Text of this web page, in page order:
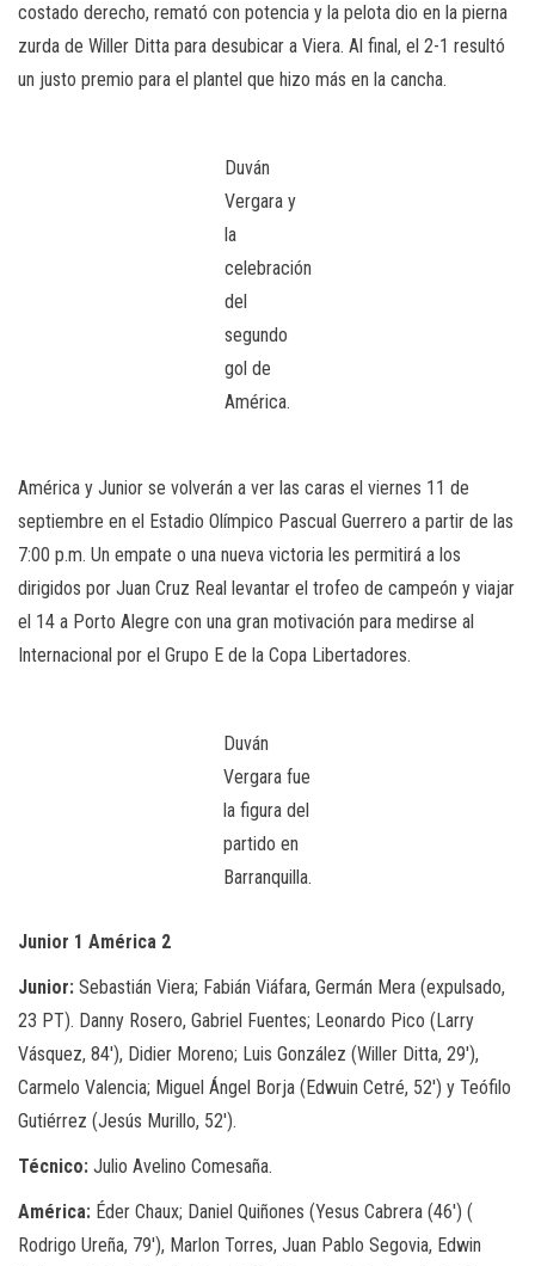
costado derecho, remató con potencia y la pelota dio en la pierna
zurda de Willer Ditta para desubicar a Viera. Al final, el 2-1 resultó
un justo premio para el plantel que hizo más en la cancha.
Duván
Vergara y
la
celebración
del
segundo
gol de
América.
América y Junior se volverán a ver las caras el viernes 11 de
septiembre en el Estadio Olímpico Pascual Guerrero a partir de las
7:00 p.m. Un empate o una nueva victoria les permitirá a los
dirigidos por Juan Cruz Real levantar el trofeo de campeón y viajar
el 14 a Porto Alegre con una gran motivación para medirse al
Internacional por el Grupo E de la Copa Libertadores.
Duván
Vergara fue
la figura del
partido en
Barranquilla.
Junior 1 América 2
Junior: Sebastián Viera; Fabián Viáfara, Germán Mera (expulsado,
23 PT). Danny Rosero, Gabriel Fuentes; Leonardo Pico (Larry
Vásquez, 84′), Didier Moreno; Luis González (Willer Ditta, 29′),
Carmelo Valencia; Miguel Ángel Borja (Edwuin Cetré, 52′) y Teófilo
Gutiérrez (Jesús Murillo, 52′).
Técnico: Julio Avelino Comesaña.
América: Éder Chaux; Daniel Quiñones (Yesus Cabrera (46′) (
Rodrigo Ureña, 79′), Marlon Torres, Juan Pablo Segovia, Edwin